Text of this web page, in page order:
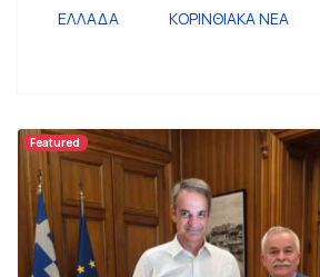
ΕΛΛΑΔΑ ΚΟΡΙΝΘΙΑΚΑ ΝΕΑ
Featured